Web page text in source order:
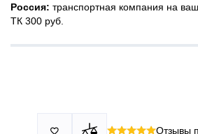
Россия: транспортная компания на
ТК 300 руб.
скидка 25%
 Отзывы